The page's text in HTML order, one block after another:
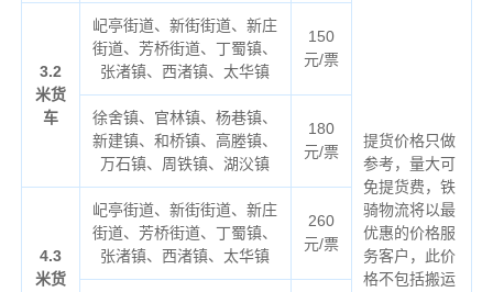
提货价格只做
参考，量大可
免提货费，铁
骑物流将以最
优惠的价格服
务客户，此价
格不包括搬运
3.2
米货
车
屺亭街道、新街街道、新庄
街道、芳桥街道、丁蜀镇、
张渚镇、西渚镇、太华镇
150
元/票
徐舍镇、官林镇、杨巷镇、
新建镇、和桥镇、高塍镇、
万石镇、周铁镇、湖㳇镇
180
元/票
4.3
米货
屺亭街道、新街街道、新庄
街道、芳桥街道、丁蜀镇、
张渚镇、西渚镇、太华镇
260
元/票